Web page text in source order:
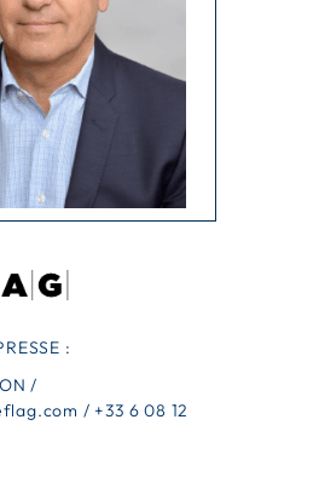
:
/
/ +33 6 08 12